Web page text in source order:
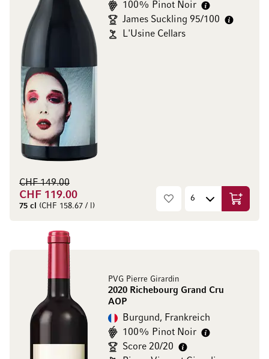
100% Pinot Noir
James Suckling 95/100
L'Usine Cellars
CHF 119.00
CHF 149.00
75 cl (CHF 158.67 / l) In den
PVG Pierre Girardin
2020 Richebourg Grand Cru
AOP
Burgund, Frankreich
100% Pinot Noir
Score 20/20